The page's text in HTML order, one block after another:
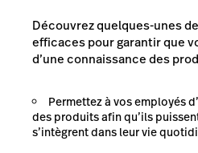
Découvrez quelques-unes
efficaces pour garantir que
d’une connaissance des
Permettez à vos employés
des produits afin qu’ils
s’intègrent dans leur vie